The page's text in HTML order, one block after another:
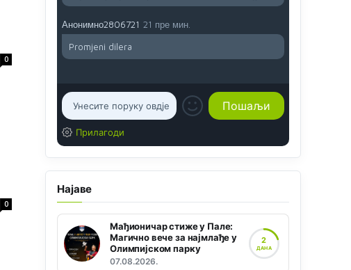
0
0
Анонимно2806721 21 пре мин.
Promjeni dilera
Прилагоди
Најаве
Мађионичар стиже у Пале:
Магично вече за најмлађе у
Олимпијском парку
07.08.2026.
2
ДАНА